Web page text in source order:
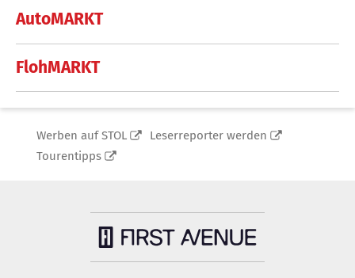
AutoMARKT
FlohMARKT
Werben auf STOL
Leserreporter werden
Tourentipps